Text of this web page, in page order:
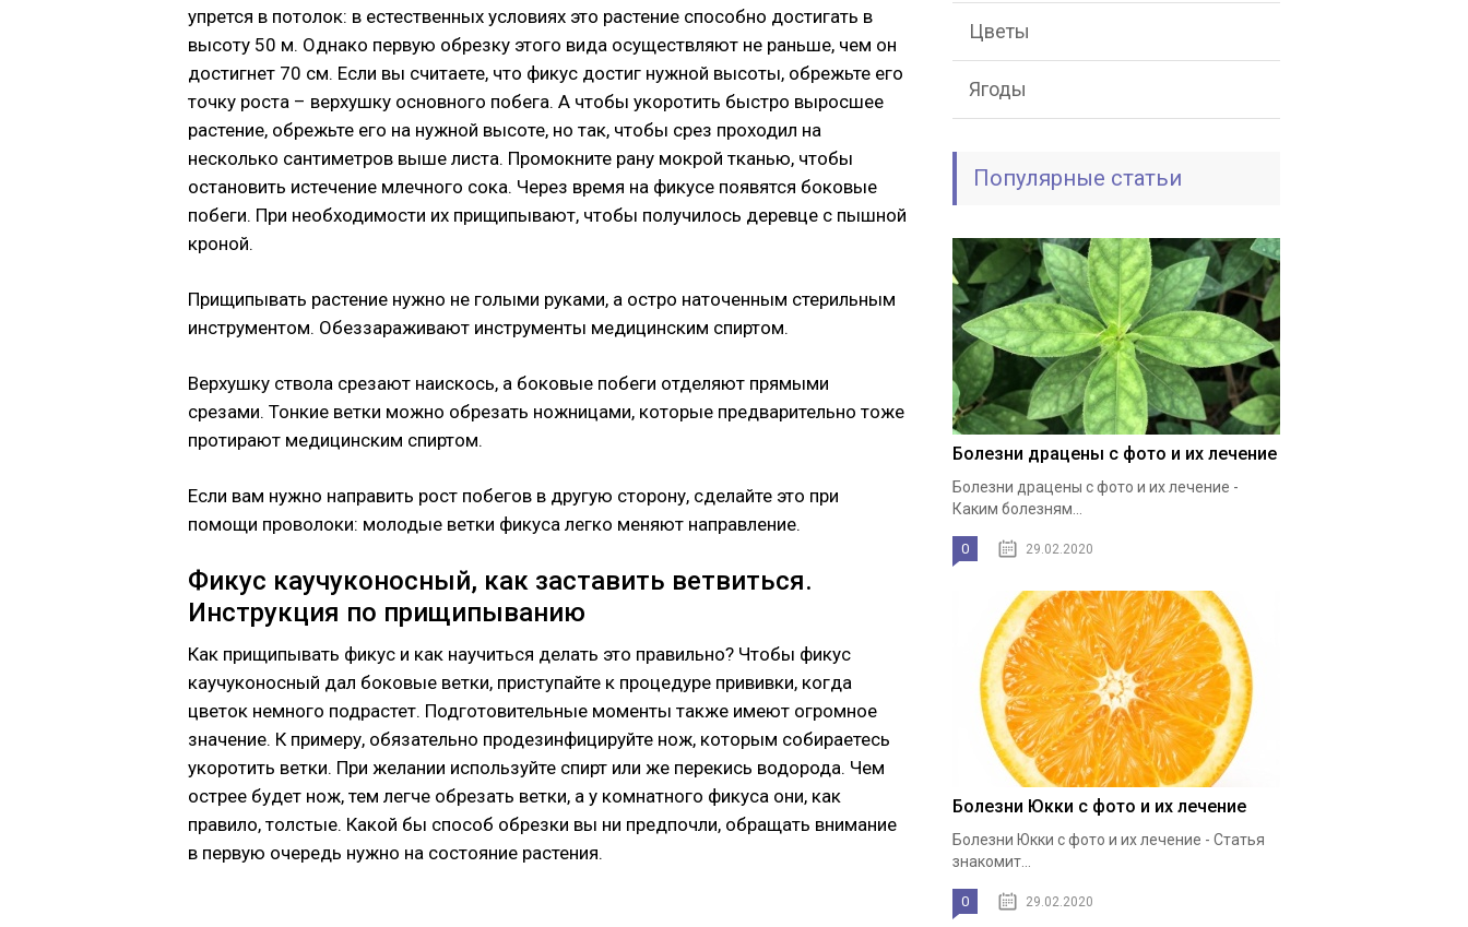
упрется в потолок: в естественных условиях это растение способно достигать в
высоту 50 м. Однако первую обрезку этого вида осуществляют не раньше, чем он
достигнет 70 см. Если вы считаете, что фикус достиг нужной высоты, обрежьте его
точку роста – верхушку основного побега. А чтобы укоротить быстро выросшее
растение, обрежьте его на нужной высоте, но так, чтобы срез проходил на
несколько сантиметров выше листа. Промокните рану мокрой тканью, чтобы
остановить истечение млечного сока. Через время на фикусе появятся боковые
побеги. При необходимости их прищипывают, чтобы получилось деревце с пышной
кроной.
Прищипывать растение нужно не голыми руками, а остро наточенным стерильным
инструментом. Обеззараживают инструменты медицинским спиртом.
Верхушку ствола срезают наискось, а боковые побеги отделяют прямыми
срезами. Тонкие ветки можно обрезать ножницами, которые предварительно тоже
протирают медицинским спиртом.
Если вам нужно направить рост побегов в другую сторону, сделайте это при
помощи проволоки: молодые ветки фикуса легко меняют направление.
Фикус каучуконосный, как заставить ветвиться.
Инструкция по прищипыванию
Как прищипывать фикус и как научиться делать это правильно? Чтобы фикус
каучуконосный дал боковые ветки, приступайте к процедуре прививки, когда
цветок немного подрастет. Подготовительные моменты также имеют огромное
значение. К примеру, обязательно продезинфицируйте нож, которым собираетесь
укоротить ветки. При желании используйте спирт или же перекись водорода. Чем
острее будет нож, тем легче обрезать ветки, а у комнатного фикуса они, как
правило, толстые. Какой бы способ обрезки вы ни предпочли, обращать внимание
в первую очередь нужно на состояние растения.
Цветы
Ягоды
Популярные статьи
Болезни драцены с фото и их лечение
Болезни драцены с фото и их лечение -
Каким болезням...
0 29.02.2020
Болезни Юкки с фото и их лечение
Болезни Юкки с фото и их лечение - Статья
знакомит...
0 29.02.2020